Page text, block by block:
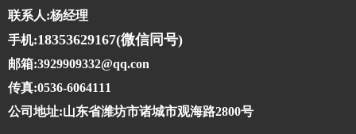
联系人:杨经理
手机:18353629167(微信同号)
邮箱:3929909332@qq.con
传真:0536-6064111
公司地址:山东省潍坊市诸城市观海路2800号